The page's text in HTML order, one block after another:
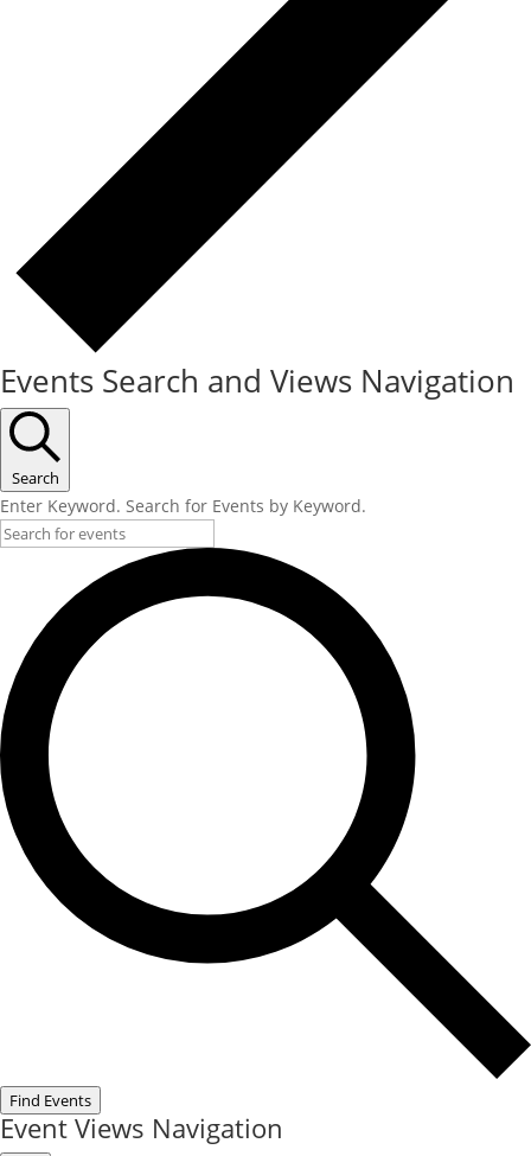
Events Search and Views Navigation
Search
Enter Keyword. Search for Events by Keyword.
Find Events
Event Views Navigation